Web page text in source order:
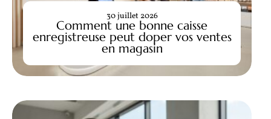
Comment une bonne caisse
enregistreuse peut doper vos ventes
en magasin
30 juillet 2026